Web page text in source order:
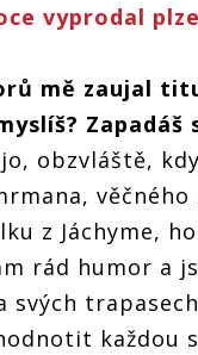
vyprodal
mě zaujal
Zapadáš
obzvláště,
z Jáchyme,
rád humor a
svých
každou